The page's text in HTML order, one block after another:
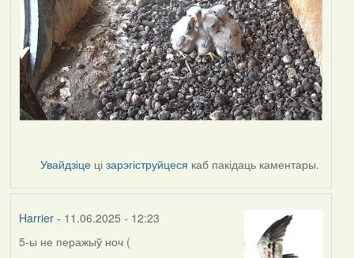
Увайдзіце цізарэгіструйцеся каб пакідаць каментары.
Harrier- 11.06.2025 - 12:23
5-ы не перажыў ноч (